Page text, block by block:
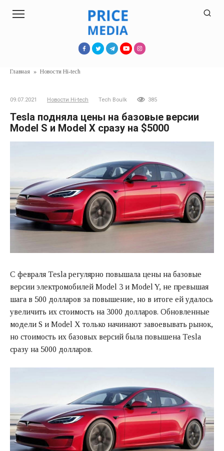
Главная » Новости Hi-tech
09.07.2021 Новости Hi-tech Tech Boulk 385
Tesla подняла цены на базовые версии
Model S и Model X сразу на $5000
С февраля Tesla регулярно повышала цены на базовые
версии электромобилей Model 3 и Model Y, не превышая
шага в 500 долларов за повышение, но в итоге ей удалось
увеличить их стоимость на 3000 долларов. Обновленные
модели S и Model X только начинают завоевывать рынок,
но стоимость их базовых версий была повышена Tesla
сразу на 5000 долларов.